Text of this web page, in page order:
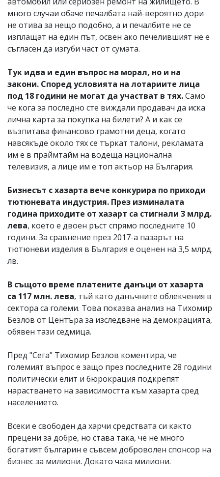
много случаи обаче печалбата най-вероятно дори
не отива за нещо подобно, а и печалбите не се
изплащат на един път, освен ако печелившият не е
съгласен да изгуби част от сумата.
Тук идва и един въпрос на морал, но и на
закони. Според условията на лотариите лица
под 18 години не могат да участват в тях.Само
че кога за последно сте виждали продавач да иска
лична карта за покупка на билети? А и как се
възпитава финансово грамотни деца, когато
навсякъде около тях се търкат талони, рекламата
им е в праймтайм на водеща национална
телевизия, а лице им е топ актьор на България.
Бизнесът с хазарта вече конкурира по приходи
тютюневата индустрия. През изминалата
година приходите от хазарт са стигнали 3 млрд.
лева, което е двоен ръст спрямо последните 10
години. За сравнение през 2017-а пазарът на
тютюневи изделия в България е оценен на 3,5 млрд.
лв.
В същото време платените данъци от хазарта
са 117 млн. лева, тъй като данъчните облекчения в
сектора са големи. Това показва анализ на Тихомир
Безлов от Центъра за изследване на демокрацията,
обявен тази седмица.
Пред "Сега" Тихомир Безлов коментира, че
големият въпрос е защо през последните 28 години
политически елит и бюрокрация подкрепят
нарастването на зависимостта към хазарта сред
населението.
Всеки е свободен да харчи средствата си както
прецени за добре, но става така, че не много
богатият българин е съвсем доброволен спонсор на
бизнес за милиони. Докато чака милиони.